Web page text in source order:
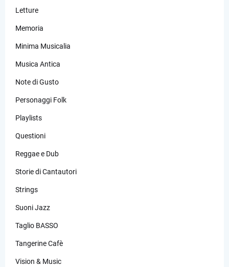
Letture
Memoria
Minima Musicalia
Musica Antica
Note di Gusto
Personaggi Folk
Playlists
Questioni
Reggae e Dub
Storie di Cantautori
Strings
Suoni Jazz
Taglio BASSO
Tangerine Cafè
Vision & Music